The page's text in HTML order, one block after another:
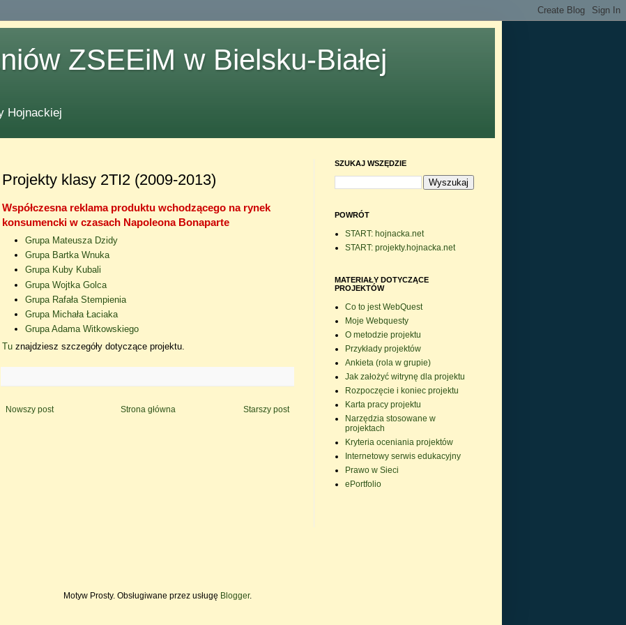
ZSEEiM w Bielsku-Białej
Hojnackiej
Projekty klasy 2TI2 (2009-2013)
Współczesna reklama produktu wchodzącego na rynek
konsumencki w czasach Napoleona Bonaparte
Grupa Mateusza Dzidy
Grupa Bartka Wnuka
Grupa Kuby Kubali
Grupa Wojtka Golca
Grupa Rafała Stempienia
Grupa Michała Łaciaka
Grupa Adama Witkowskiego
Tuznajdziesz szczegóły dotyczące projektu.
Nowszy post Starszy post
Strona główna
SZUKAJ WSZĘDZIE
POWRÓT
START: hojnacka.net
START: projekty.hojnacka.net
MATERIAŁY DOTYCZĄCE
PROJEKTÓW
Co to jest WebQuest
Moje Webquesty
O metodzie projektu
Przykłady projektów
Ankieta (rola w grupie)
Jak założyć witrynę dla projektu
Rozpoczęcie i koniec projektu
Karta pracy projektu
Narzędzia stosowane w
projektach
Kryteria oceniania projektów
Internetowy serwis edukacyjny
Prawo w Sieci
ePortfolio
Motyw Prosty. Obsługiwane przez usługę Blogger.